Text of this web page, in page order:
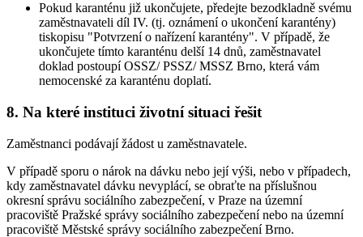
Pokud karanténu již ukončujete, předejte bezodkladně svému
zaměstnavateli díl IV. (tj. oznámení o ukončení karantény)
tiskopisu "Potvrzení o nařízení karantény". V případě, že
ukončujete tímto karanténu delší 14 dnů, zaměstnavatel
doklad postoupí OSSZ/ PSSZ/ MSSZ Brno, která vám
nemocenské za karanténu doplatí.
8. Na které instituci životní situaci řešit
Zaměstnanci podávají žádost u zaměstnavatele.
V případě sporu o nárok na dávku nebo její výši, nebo v případech,
kdy zaměstnavatel dávku nevyplácí, se obraťte na příslušnou
okresní správu sociálního zabezpečení, v Praze na územní
pracoviště Pražské správy sociálního zabezpečení nebo na územní
pracoviště Městské správy sociálního zabezpečení Brno.